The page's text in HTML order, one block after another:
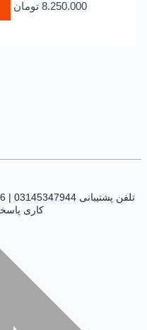
8.250.000 تومان
کاری پاسخگوی